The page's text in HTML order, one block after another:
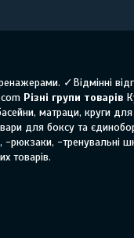
✓Відмінні
Різні групи товарів
матраци, круги
для боксу та
рюкзаки, -тренувальні
товарів.